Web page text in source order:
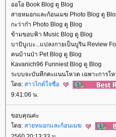
ออโอ Book Blog ดู Blog
สายหมอกและก้อนเมฆ Photo Blog ดู
กะว่าก๋า Photo Blog ดู Blog
ข้ามขอบฟ้า Music Blog ดู Blog
บาบิบูเบะ...แปลงกายเป็นบูริน Review
คนบ้านป่า Pet Blog ดู Blog
Kavanich96 Funniest Blog ดู Blog
ระบบจะบันทึกคะแนนโหวต เฉพาะการโ
ดย: สาวไกด์ใจซื่อ
9:41:06 น.
ขอบคุณค่ะ
ดย: สายหมอกและก้อนเมฆ